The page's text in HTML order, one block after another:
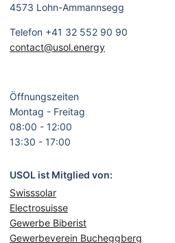
4573 Lohn-Ammannsegg
Telefon +41 32 552 90 90
contact@usol.energy
Öffnungszeiten
Montag - Freitag
08:00 - 12:00
13:30 - 17:00
USOL ist Mitglied von:
Swisssolar
Electrosuisse
Gewerbe Biberist
Gewerbeverein Bucheggberg